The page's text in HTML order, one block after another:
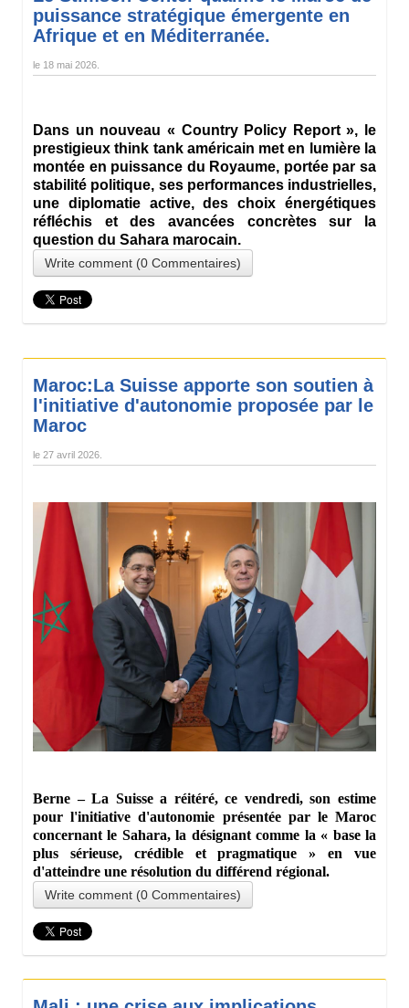
puissance stratégique émergente en
Afrique et en Méditerranée.
le 18 mai 2026
Dans un nouveau « Country Policy Report », le
prestigieux think tank américain met en lumière la
montée en puissance du Royaume, portée par sa
stabilité politique, ses performances industrielles,
une diplomatie active, des choix énergétiques
réfléchis et des avancées concrètes sur la
question du Sahara marocain.
Write comment (0 Commentaires)
Maroc:La Suisse apporte son soutien à
l'initiative d'autonomie proposée par le
Maroc
le 27 avril 2026
Berne – La Suisse a réitéré, ce vendredi, son estime
pour l'initiative d'autonomie présentée par le Maroc
concernant le Sahara, la désignant comme la « base la
plus sérieuse, crédible et pragmatique » en vue
d'atteindre une résolution du différend régional.
Write comment (0 Commentaires)